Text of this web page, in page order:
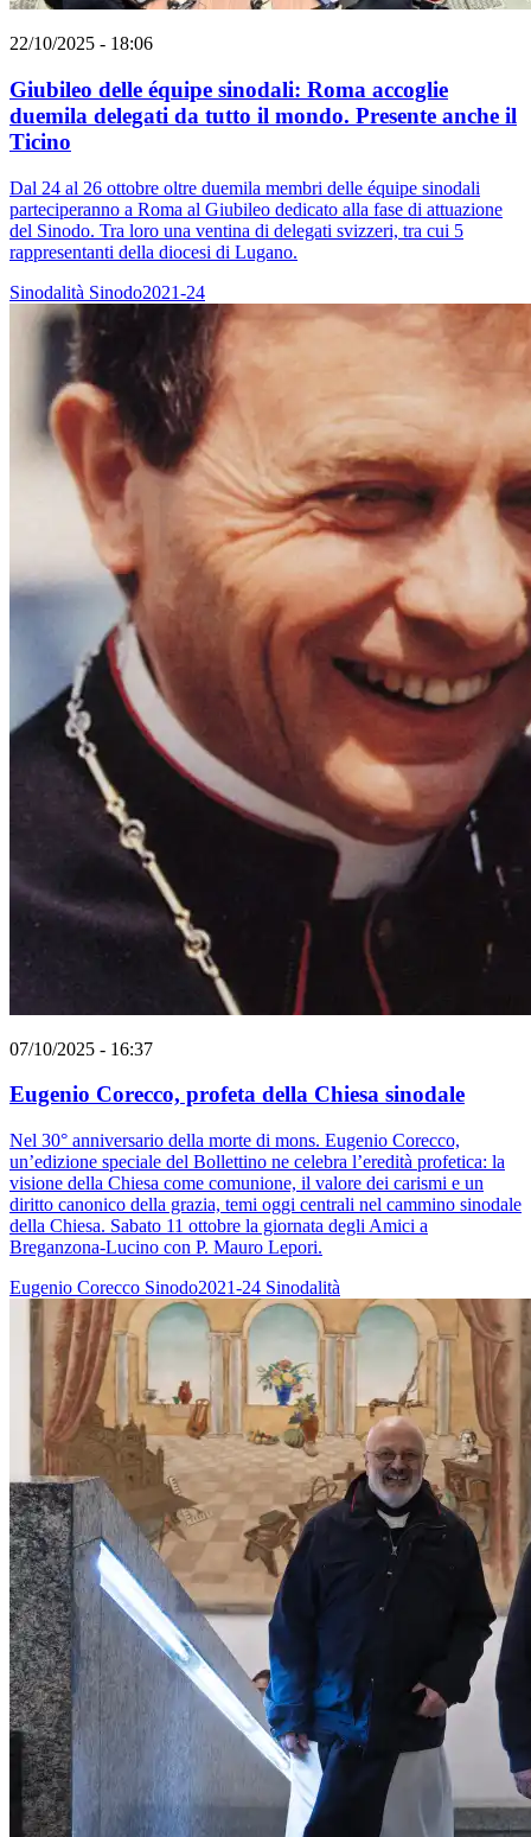
22/10/2025 - 18:06
Giubileo delle équipe sinodali: Roma accoglie
duemila delegati da tutto il mondo. Presente anche il
Ticino
Dal 24 al 26 ottobre oltre duemila membri delle équipe sinodali
parteciperanno a Roma al Giubileo dedicato alla fase di attuazione
del Sinodo. Tra loro una ventina di delegati svizzeri, tra cui 5
rappresentanti della diocesi di Lugano.
Sinodalità Sinodo2021-24
07/10/2025 - 16:37
Eugenio Corecco, profeta della Chiesa sinodale
Nel 30° anniversario della morte di mons. Eugenio Corecco,
un’edizione speciale del Bollettino ne celebra l’eredità profetica: la
visione della Chiesa come comunione, il valore dei carismi e un
diritto canonico della grazia, temi oggi centrali nel cammino sinodale
della Chiesa. Sabato 11 ottobre la giornata degli Amici a
Breganzona-Lucino con P. Mauro Lepori.
Eugenio Corecco Sinodo2021-24 Sinodalità